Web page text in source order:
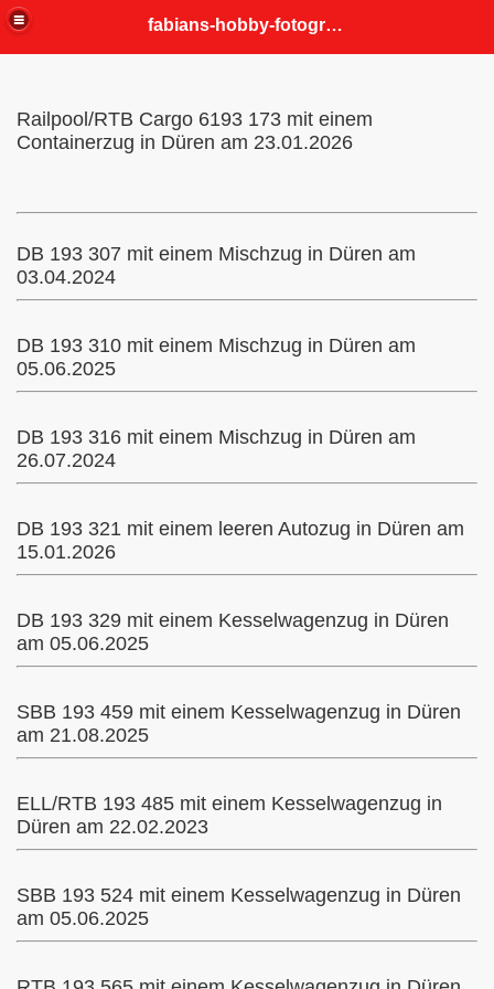
fabians-hobby-fotografien
Railpool/RTB Cargo 6193 173 mit einem
Containerzug in Düren am 23.01.2026
DB 193 307 mit einem Mischzug in Düren am
03.04.2024
DB 193 310 mit einem Mischzug in Düren am
05.06.2025
DB 193 316 mit einem Mischzug in Düren am
26.07.2024
DB 193 321 mit einem leeren Autozug in Düren am
15.01.2026
DB 193 329 mit einem Kesselwagenzug in Düren
am 05.06.2025
SBB 193 459 mit einem Kesselwagenzug in Düren
am 21.08.2025
ELL/RTB 193 485 mit einem Kesselwagenzug in
Düren am 22.02.2023
SBB 193 524 mit einem Kesselwagenzug in Düren
am 05.06.2025